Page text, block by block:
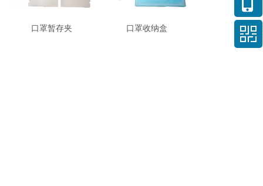
口罩暂存夹 口罩收纳盒 口罩支架